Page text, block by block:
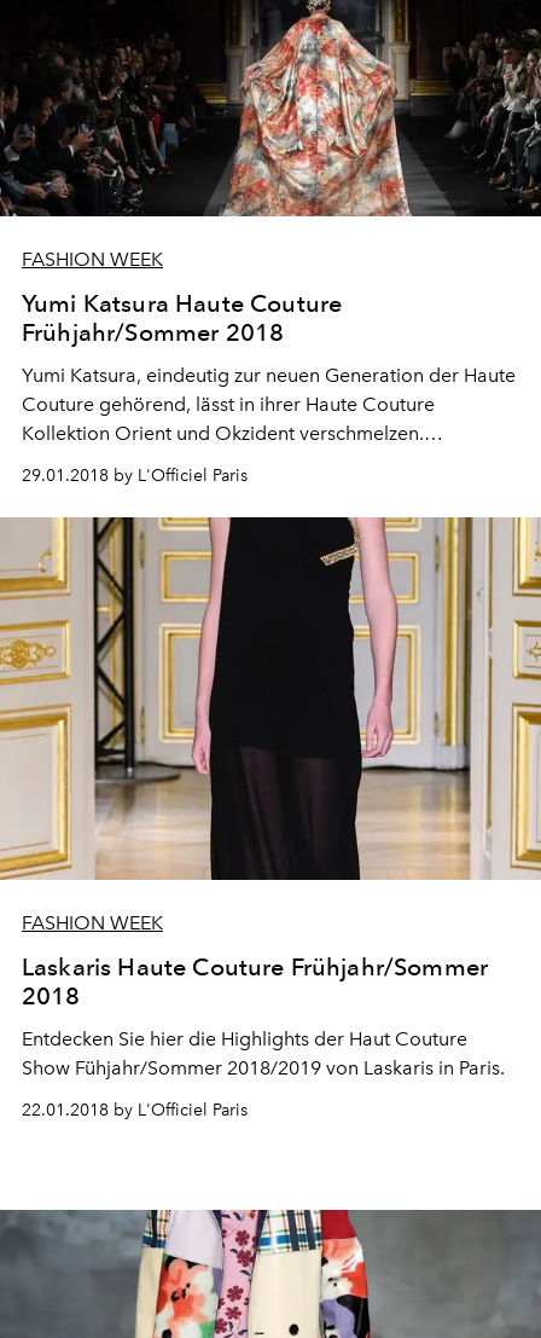
FASHION WEEK
Yumi Katsura Haute Couture
Frühjahr/Sommer 2018
Yumi Katsura, eindeutig zur neuen Generation der Haute
Couture gehörend, lässt in ihrer Haute Couture
Kollektion Orient und Okzident verschmelzen.
Kimonoärmel treffen auf weisse Seerosen, und ganz
nach der alten Schule des Ukiyo-e, ein Genre der
japanischen Malerei aus dem 17. Jahrhundert, sind
klassische Motive abgedruckt, auf leichten und
schillernden Materialien. Eine gewagte Mischung mit
sanftem Charakter.
29.01.2018 by L'Officiel Paris
FASHION WEEK
Laskaris Haute Couture Frühjahr/Sommer
2018
Entdecken Sie hier die Highlights der Haut Couture
Show Fühjahr/Sommer 2018/2019 von Laskaris in Paris.
22.01.2018 by L'Officiel Paris